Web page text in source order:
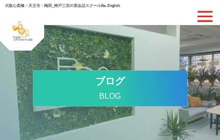
大阪心斎橋・天王寺・梅田_神戸三宮の英会話スクールBe..English
ブログ
BLOG